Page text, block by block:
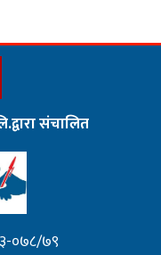
संचालित
०७८/७९